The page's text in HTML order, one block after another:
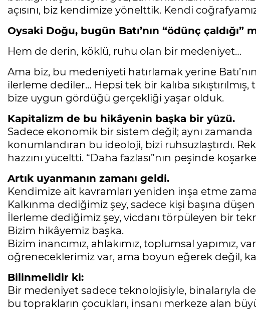
açısını, biz kendimize yönelttik. Kendi
Oysaki Doğu, bugün Batı’nın “ödünç
Hem de derin, köklü, ruhu olan bir medeniyet…
Ama biz, bu medeniyeti hatırlamak yerine
ilerleme dediler… Hepsi tek bir kalıba
bize uygun gördüğü gerçekliği yaşar olduk.
Kapitalizm de bu hikâyenin başka bir yüzü.
Sadece ekonomik bir sistem değil; aynı
konumlandıran bu ideoloji, bizi ruhsuzlaştırdı.
hazzını yüceltti. “Daha fazlası”nın peşinde
Artık uyanmanın zamanı geldi.
Kendimize ait kavramları yeniden inşa etme
Kalkınma dediğimiz şey, sadece kişi başına
İlerleme dediğimiz şey, vicdanı törpüleyen bir
Bizim hikâyemiz başka.
Bizim inancımız, ahlakımız, toplumsal
öğreneceklerimiz var, ama boyun eğerek değil,
Bilinmelidir ki:
Bir medeniyet sadece teknolojisiyle, binalarıyla
bu toprakların çocukları, insanı merkeze alan